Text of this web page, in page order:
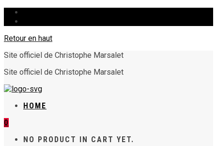
Retour en haut
Site officiel de Christophe Marsalet
Site officiel de Christophe Marsalet
HOME
0
NO PRODUCT IN CART YET.